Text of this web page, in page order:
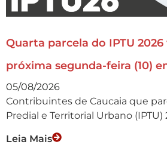
Quarta parcela do IPTU 2026
próxima segunda-feira (10)
05/08/2026
Contribuintes de Caucaia que
Predial e Territorial Urbano
Leia Mais